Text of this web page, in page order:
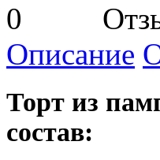
Описание
Торт из
состав: